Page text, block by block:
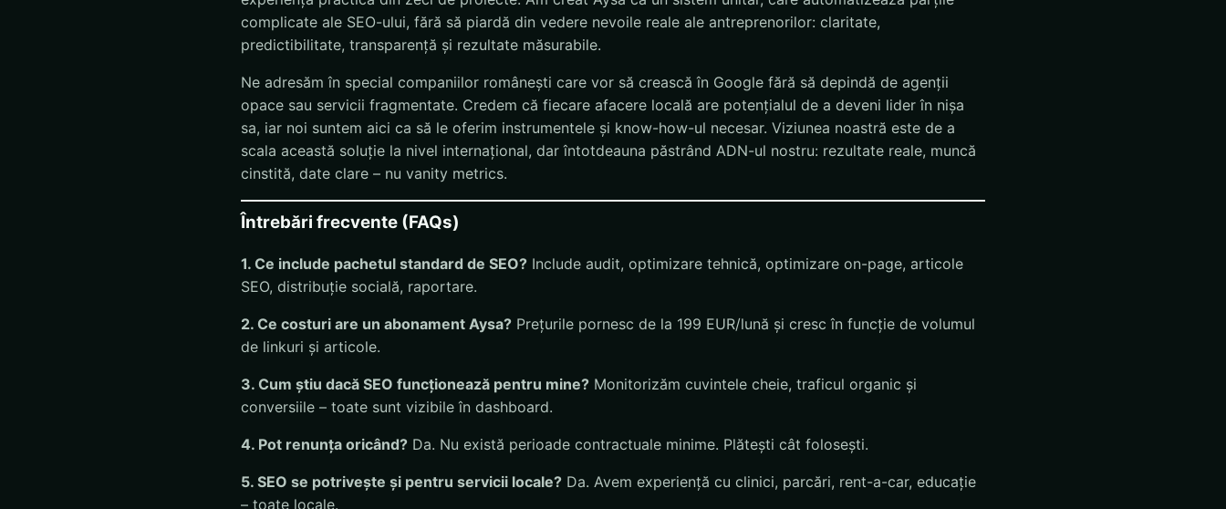
complicate ale SEO-ului, fără să piardă din vedere nevoile reale ale antreprenorilor: claritate,
predictibilitate, transparență și rezultate măsurabile.
Ne adresăm în special companiilor românești care vor să crească în Google fără să depindă de agenții
opace sau servicii fragmentate. Credem că fiecare afacere locală are potențialul de a deveni lider în nișa
sa, iar noi suntem aici ca să le oferim instrumentele și know-how-ul necesar. Viziunea noastră este de a
scala această soluție la nivel internațional, dar întotdeauna păstrând ADN-ul nostru: rezultate reale, muncă
cinstită, date clare – nu vanity metrics.
Întrebări frecvente (FAQs)
1. Ce include pachetul standard de SEO? Include audit, optimizare tehnică, optimizare on-page, articole
SEO, distribuție socială, raportare.
2. Ce costuri are un abonament Aysa? Prețurile pornesc de la 199 EUR/lună și cresc în funcție de volumul
de linkuri și articole.
3. Cum știu dacă SEO funcționează pentru mine? Monitorizăm cuvintele cheie, traficul organic și
conversiile – toate sunt vizibile în dashboard.
4. Pot renunța oricând? Da. Nu există perioade contractuale minime. Plătești cât folosești.
5. SEO se potrivește și pentru servicii locale? Da. Avem experiență cu clinici, parcări, rent-a-car, educație
– toate locale.